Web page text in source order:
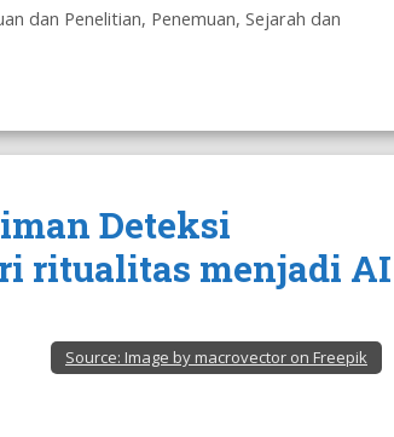
dan Penelitian, Penemuan, Sejarah dan
Deteksi
ritualitas menjadi AI
Source: Image by macrovector on Freepik